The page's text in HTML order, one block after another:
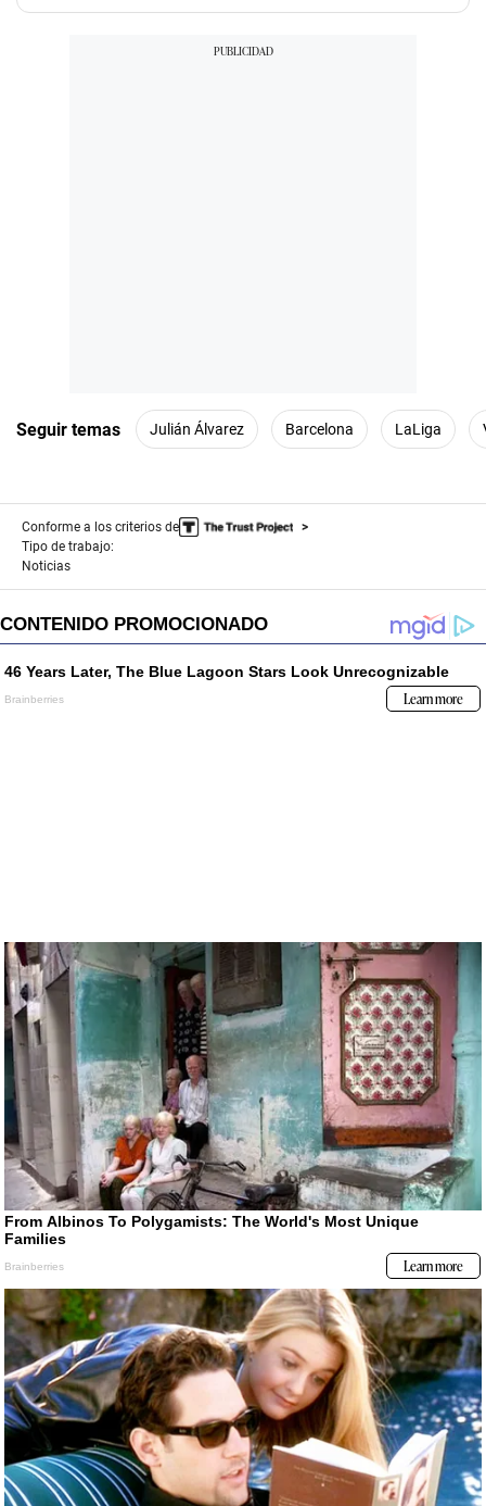
Seguir temas Julián Álvarez Barcelona LaLiga
Conforme a los criterios de
Tipo de trabajo:
Noticias